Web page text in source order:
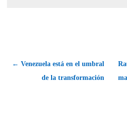
← Venezuela está en el umbral
de la transformación